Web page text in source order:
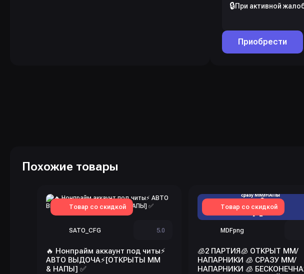
🔒При активной
Приобрести
Похожие товары
Товар со скидкой
SATO_CFG 5.0
🔥 Нонпрайм аккаунт под читы⚡
АВТО ВЫДОЧА⚡[ОТКРЫТЫ ММ
& НАПЫ] ✅
Товар со скидкой
MDFpng
🧊2 ПАРТИЯ🧊 ОТКРЫТ ММ/
НАПАРНИКИ 🧊 СРАЗУ ММ/
НАПАРНИКИ 🧊